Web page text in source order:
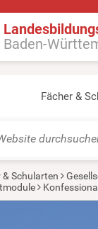
Baden-
Fächer &
& Schularten